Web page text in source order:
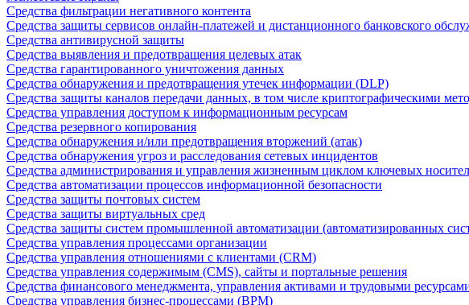
Средства фильтрации негативного контента
Средства защиты сервисов онлайн-платежей и дистанционного банковского
Средства антивирусной защиты
Средства выявления и предотвращения целевых атак
Средства гарантированного уничтожения данных
Средства обнаружения и предотвращения утечек информации (DLP)
Средства защиты каналов передачи данных, в том числе криптографическими
Средства управления доступом к информационным ресурсам
Средства резервного копирования
Средства обнаружения и/или предотвращения вторжений (атак)
Средства обнаружения угроз и расследования сетевых инцидентов
Средства администрирования и управления жизненным циклом ключевых
Средства автоматизации процессов информационной безопасности
Средства защиты почтовых систем
Средства защиты виртуальных сред
Средства защиты систем промышленной автоматизации (автоматизированных
Средства управления процессами организации
Средства управления отношениями с клиентами (CRM)
Средства управления содержимым (CMS), сайты и портальные решения
Средства финансового менеджмента, управления активами и трудовыми
Средства управления бизнес-процессами (BPM)